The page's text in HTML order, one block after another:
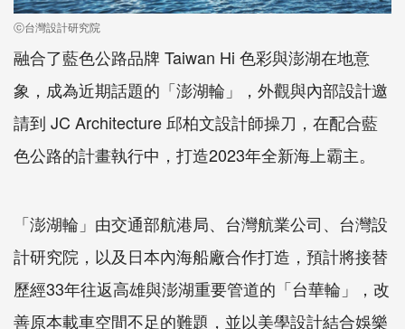
ⓒ台灣設計研究院
融合了藍色公路品牌 Taiwan Hi 色彩與澎湖在地意
象，成為近期話題的「澎湖輪」，外觀與內部設計邀
請到 JC Architecture 邱柏文設計師操刀，在配合藍
色公路的計畫執行中，打造2023年全新海上霸主。
「澎湖輪」由交通部航港局、台灣航業公司、台灣設
計研究院，以及日本內海船廠合作打造，預計將接替
歷經33年往返高雄與澎湖重要管道的「台華輪」，改
善原本載車空間不足的難題，並以美學設計結合娛樂